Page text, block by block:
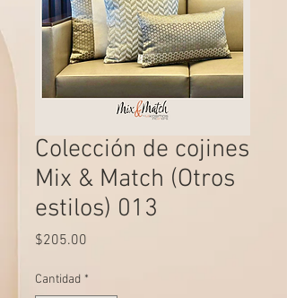
Colección de cojines
Mix & Match (Otros
estilos) 013
$205.00
Cantidad *